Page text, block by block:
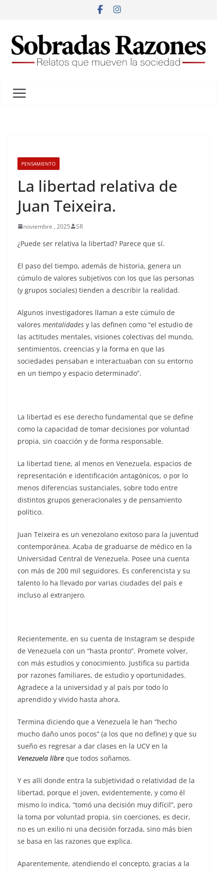
PENSAMIENTO
La libertad relativa de
Juan Teixeira.
noviembre , 2025 SR
¿Puede ser relativa la libertad? Parece que sí.
El paso del tiempo, además de historia, genera un
cúmulo de valores subjetivos con los que las personas
(y grupos sociales) tienden a describir la realidad.
Algunos investigadores llaman a este cúmulo de
valores mentalidades y las definen como “el estudio de
las actitudes mentales, visiones colectivas del mundo,
sentimientos, creencias y la forma en que las
sociedades pensaban e interactuaban con su entorno
en un tiempo y espacio determinado”.
La libertad es ese derecho fundamental que se define
como la capacidad de tomar decisiones por voluntad
propia, sin coacción y de forma responsable.
La libertad tiene, al menos en Venezuela, espacios de
representación e identificación antagónicos, o por lo
menos diferencias sustanciales, sobre todo entre
distintos grupos generacionales y de pensamiento
político.
Juan Teixeira es un venezolano exitoso para la juventud
contemporánea. Acaba de graduarse de médico en la
Universidad Central de Venezuela. Posee una cuenta
con más de 200 mil seguidores. Es conferencista y su
talento lo ha llevado por varias ciudades del país e
incluso al extranjero.
Recientemente, en su cuenta de Instagram se despide
de Venezuela con un “hasta pronto”. Promete volver,
con más estudios y conocimiento. Justifica su partida
por razones familiares, de estudio y oportunidades.
Agradece a la universidad y al país por todo lo
aprendido y vivido hasta ahora.
Termina diciendo que a Venezuela le han “hecho
mucho daño unos pocos” (a los que no define) y que su
sueño es regresar a dar clases en la UCV en la
Venezuela libre que todos soñamos.
Y es allí donde entra la subjetividad o relatividad de la
libertad, porque el joven, evidentemente, y como él
mismo lo indica, “tomó una decisión muy difícil”, pero
la toma por voluntad propia, sin coerciones, es decir,
no es un exilio ni una decisión forzada, sino más bien
se basa en las razones que explica.
Aparentemente, atendiendo el concepto, gracias a la